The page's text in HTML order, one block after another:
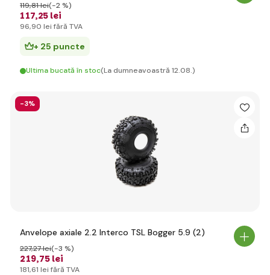
117,25 lei
119,81 lei(-2 %)
96,90 lei fără TVA
+ 25 puncte
Ultima bucată în stoc(La dumneavoastră 12.08.)
-3%
Anvelope axiale 2.2 Interco TSL Bogger 5.9 (2)
219,75 lei
227,27 lei(-3 %)
181,61 lei fără TVA